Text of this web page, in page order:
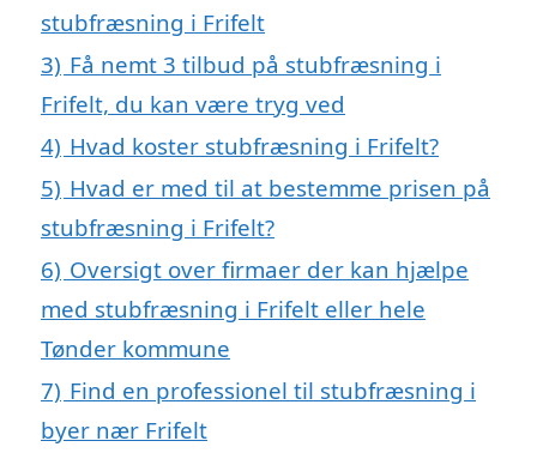
stubfræsning i Frifelt
3) Få nemt 3 tilbud på stubfræsning i
Frifelt, du kan være tryg ved
4) Hvad koster stubfræsning i Frifelt?
5) Hvad er med til at bestemme prisen på
stubfræsning i Frifelt?
6) Oversigt over firmaer der kan hjælpe
med stubfræsning i Frifelt eller hele
Tønder kommune
7) Find en professionel til stubfræsning i
byer nær Frifelt